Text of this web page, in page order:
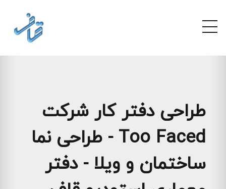
طراحی دفتر کار شرکت
Too Faced - طراحی نما
ساختمان و ویلا - دفتر